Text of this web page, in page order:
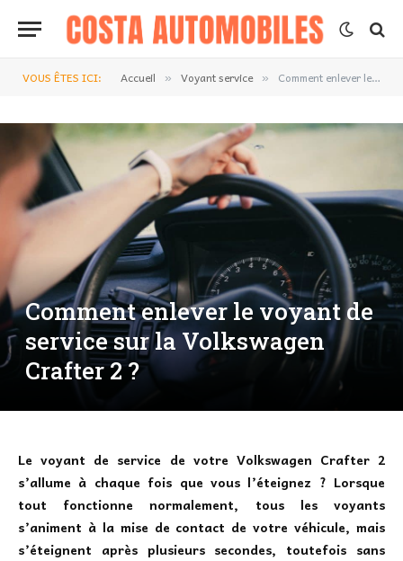
VOUS ÊTES ICI: Accueil » Voyant service » Comment enlever le voyant de service sur la Volkswagen Crafter 2 ?
Comment enlever le voyant de
service sur la Volkswagen
Crafter 2 ?
Le voyant de service de votre Volkswagen Crafter 2
s’allume à chaque fois que vous l’éteignez ? Lorsque
tout fonctionne normalement, tous les voyants
s’animent à la mise de contact de votre véhicule, mais
s’éteignent après plusieurs secondes, toutefois sans